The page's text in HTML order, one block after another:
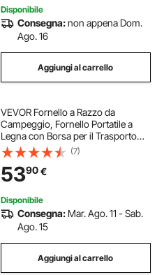
Disponibile
Consegna:non appena Dom.
Ago. 16
Aggiungi al carrello
VEVOR Fornello a Razzo da
Campeggio, Fornello Portatile a
Legna con Borsa per il Trasporto
per Escursioni, Acciaio al Carbonio,
Brucia Legna, Rametti per Cucinare
all'Aperto, Cortile, Nero
(7)
5390€
Disponibile
Consegna: Mar. Ago. 11 - Sab.
Ago. 15
Aggiungi al carrello